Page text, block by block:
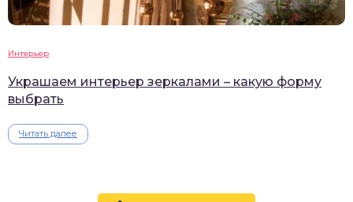
Интерьер
Украшаем интерьер зеркалами – какую форму
выбрать
Читать далее